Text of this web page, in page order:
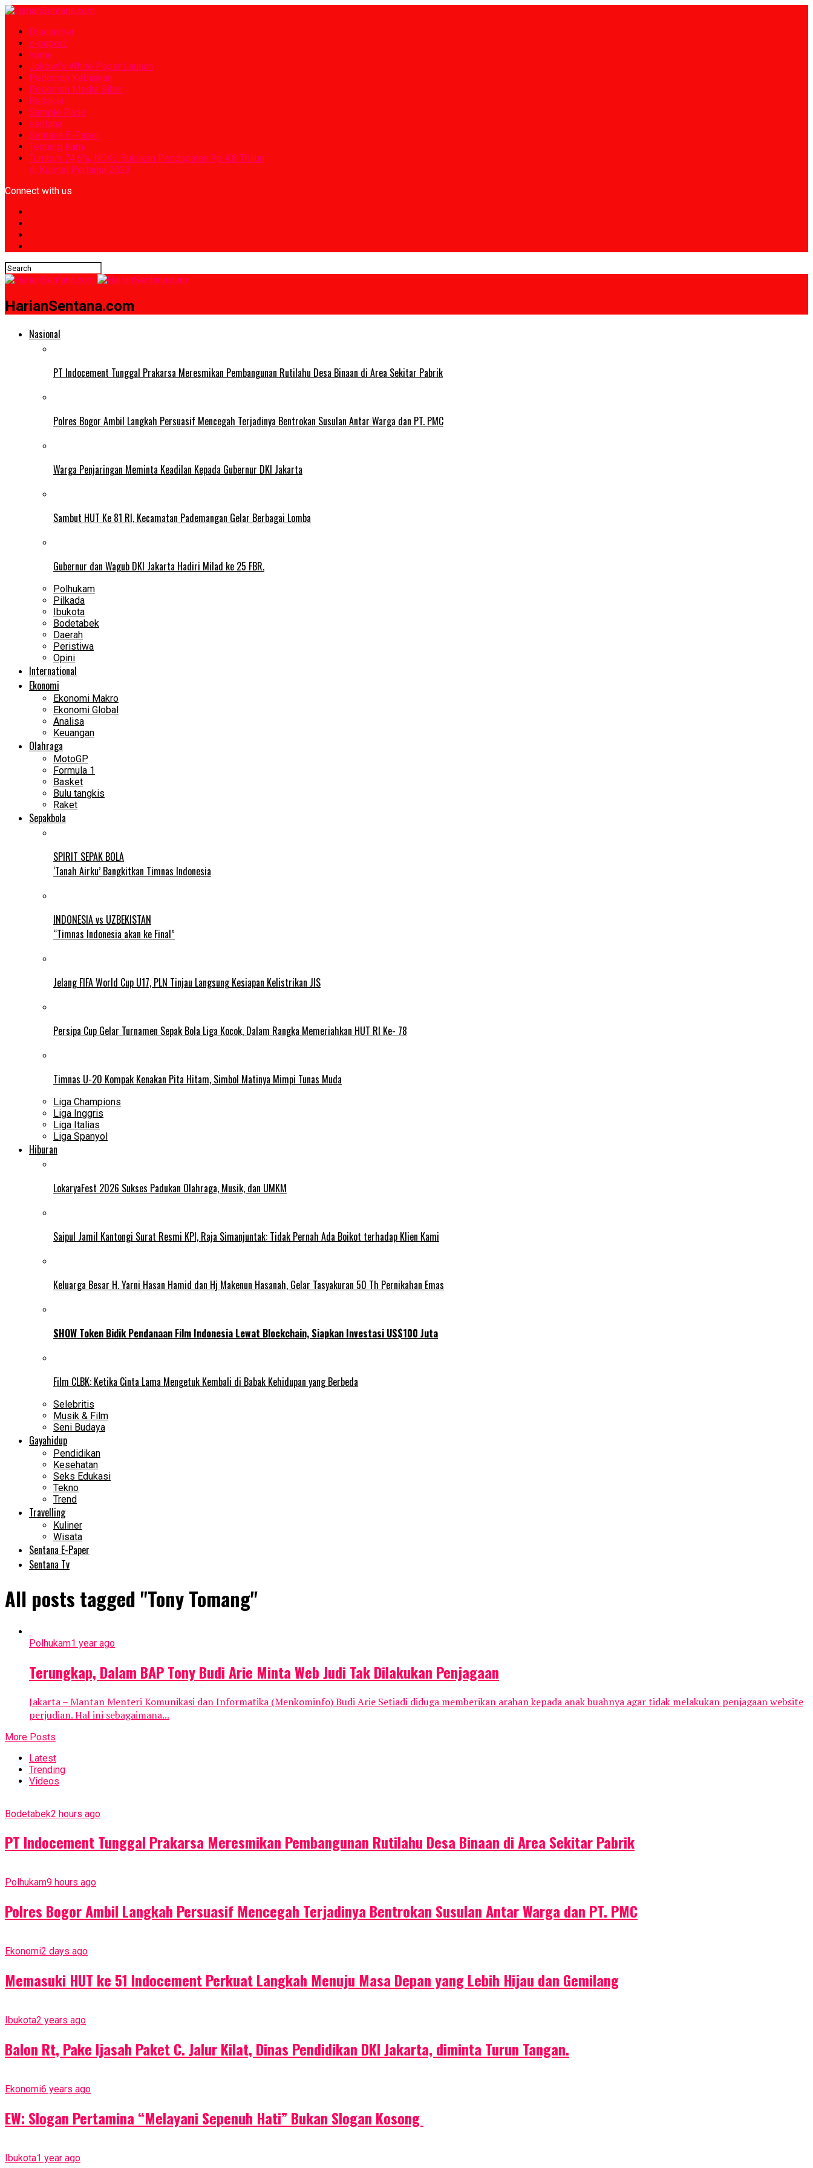
Disclaimer
e-paper2
home
Jokowi’s White Paper Launch
Pedoman Kebijakan
Pedoman Media Siber
Redaksi
Sample Page
sentana
Sentana E-Paper
Tentang Kami
Tumbuh 74,6%, NCKL Bukukan Pendapatan Rp 4,8 Triliun
di Kuartal Pertama 2023
Connect with us
HarianSentana.com
Nasional
PT Indocement Tunggal Prakarsa Meresmikan Pembangunan Rutilahu Desa Binaan di Area Sekitar Pabrik
Polres Bogor Ambil Langkah Persuasif Mencegah Terjadinya Bentrokan Susulan Antar Warga dan PT. PMC
Warga Penjaringan Meminta Keadilan Kepada Gubernur DKI Jakarta
Sambut HUT Ke 81 RI, Kecamatan Pademangan Gelar Berbagai Lomba
Gubernur dan Wagub DKI Jakarta Hadiri Milad ke 25 FBR.
Polhukam
Pilkada
Ibukota
Bodetabek
Daerah
Peristiwa
Opini
International
Ekonomi
Ekonomi Makro
Ekonomi Global
Analisa
Keuangan
Olahraga
MotoGP
Formula 1
Basket
Bulu tangkis
Raket
Sepakbola
SPIRIT SEPAK BOLA
‘Tanah Airku’ Bangkitkan Timnas Indonesia
INDONESIA vs UZBEKISTAN
“Timnas Indonesia akan ke Final”
Jelang FIFA World Cup U17, PLN Tinjau Langsung Kesiapan Kelistrikan JIS
Persipa Cup Gelar Turnamen Sepak Bola Liga Kocok, Dalam Rangka Memeriahkan HUT RI Ke- 78
Timnas U-20 Kompak Kenakan Pita Hitam, Simbol Matinya Mimpi Tunas Muda
Liga Champions
Liga Inggris
Liga Italias
Liga Spanyol
Hiburan
LokaryaFest 2026 Sukses Padukan Olahraga, Musik, dan UMKM
Saipul Jamil Kantongi Surat Resmi KPI, Raja Simanjuntak: Tidak Pernah Ada Boikot terhadap Klien Kami
Keluarga Besar H. Yarni Hasan Hamid dan Hj Makenun Hasanah, Gelar Tasyakuran 50 Th Pernikahan Emas
SHOW Token Bidik Pendanaan Film Indonesia Lewat Blockchain, Siapkan Investasi US$100 Juta
Film CLBK: Ketika Cinta Lama Mengetuk Kembali di Babak Kehidupan yang Berbeda
Selebritis
Musik & Film
Seni Budaya
Gayahidup
Pendidikan
Kesehatan
Seks Edukasi
Tekno
Trend
Travelling
Kuliner
Wisata
Sentana E-Paper
Sentana Tv
All posts tagged "Tony Tomang"
Polhukam1 year ago
Terungkap, Dalam BAP Tony Budi Arie Minta Web Judi Tak Dilakukan Penjagaan
Jakarta – Mantan Menteri Komunikasi dan Informatika (Menkominfo) Budi Arie Setiadi diduga memberikan arahan kepada anak buahnya agar tidak melakukan penjagaan website
perjudian. Hal ini sebagaimana...
More Posts
Latest
Trending
Videos
Bodetabek2 hours ago
PT Indocement Tunggal Prakarsa Meresmikan Pembangunan Rutilahu Desa Binaan di Area Sekitar Pabrik
Polhukam9 hours ago
Polres Bogor Ambil Langkah Persuasif Mencegah Terjadinya Bentrokan Susulan Antar Warga dan PT. PMC
Ekonomi2 days ago
Memasuki HUT ke 51 Indocement Perkuat Langkah Menuju Masa Depan yang Lebih Hijau dan Gemilang
Ibukota2 years ago
Balon Rt, Pake Ijasah Paket C. Jalur Kilat, Dinas Pendidikan DKI Jakarta, diminta Turun Tangan.
Ekonomi6 years ago
EW: Slogan Pertamina “Melayani Sepenuh Hati” Bukan Slogan Kosong
Ibukota1 year ago